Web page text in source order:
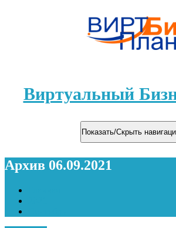
Виртуальный
Показать/Скрыть
Архив 06.09.2021